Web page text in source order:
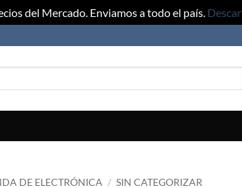
del Mercado. Enviamos a todo el país.
DE ELECTRÓNICA / SIN CATEGORIZAR